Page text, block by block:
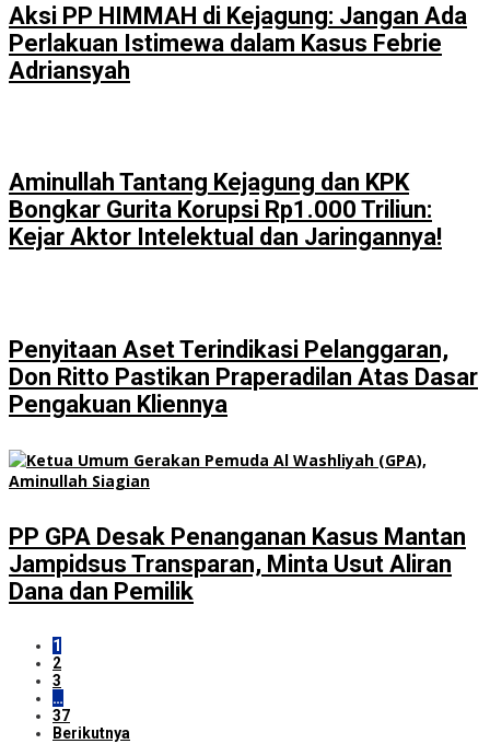
Aksi PP HIMMAH di Kejagung: Jangan Ada
Perlakuan Istimewa dalam Kasus Febrie
Adriansyah
Aminullah Tantang Kejagung dan KPK
Bongkar Gurita Korupsi Rp1.000 Triliun:
Kejar Aktor Intelektual dan Jaringannya!
Penyitaan Aset Terindikasi Pelanggaran,
Don Ritto Pastikan Praperadilan Atas Dasar
Pengakuan Kliennya
PP GPA Desak Penanganan Kasus Mantan
Jampidsus Transparan, Minta Usut Aliran
Dana dan Pemilik
1
2
3
…
37
Berikutnya